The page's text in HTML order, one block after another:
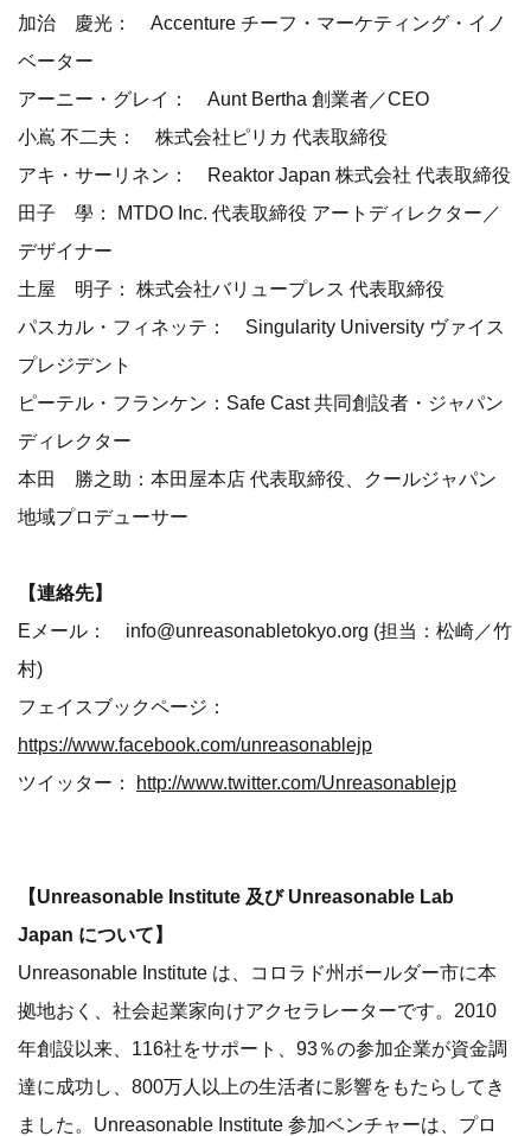
加治 慶光： Accenture チーフ・マーケティング・イノ
ベーター
アーニー・グレイ： Aunt Bertha 創業者／CEO
小嶌 不二夫： 株式会社ピリカ 代表取締役
アキ・サーリネン： Reaktor Japan 株式会社 代表取締役
田子 學： MTDO Inc. 代表取締役 アートディレクター／
デザイナー
土屋 明子： 株式会社バリュープレス 代表取締役
パスカル・フィネッテ： Singularity University ヴァイス
プレジデント
ピーテル・フランケン：Safe Cast 共同創設者・ジャパン
ディレクター
本田 勝之助：本田屋本店 代表取締役、クールジャパン
地域プロデューサー
【連絡先】
Eメール： info@unreasonabletokyo.org (担当：松崎／竹
村)
フェイスブックページ：
https://www.facebook.com/unreasonablejp
ツイッター： http://www.twitter.com/Unreasonablejp
【Unreasonable Institute 及び Unreasonable Lab
Japan について】
Unreasonable Institute は、コロラド州ボールダー市に本
拠地おく、社会起業家向けアクセラレーターです。2010
年創設以来、116社をサポート、93％の参加企業が資金調
達に成功し、800万人以上の生活者に影響をもたらしてき
ました。Unreasonable Institute 参加ベンチャーは、プロ